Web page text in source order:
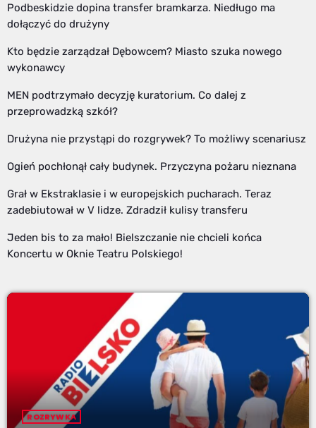
Podbeskidzie dopina transfer bramkarza. Niedługo ma
dołączyć do drużyny
Kto będzie zarządzał Dębowcem? Miasto szuka nowego
wykonawcy
MEN podtrzymało decyzję kuratorium. Co dalej z
przeprowadzką szkół?
Drużyna nie przystąpi do rozgrywek? To możliwy scenariusz
Ogień pochłonął cały budynek. Przyczyna pożaru nieznana
Grał w Ekstraklasie i w europejskich pucharach. Teraz
zadebiutował w V lidze. Zdradził kulisy transferu
Jeden bis to za mało! Bielszczanie nie chcieli końca
Koncertu w Oknie Teatru Polskiego!
ROZRYWKA